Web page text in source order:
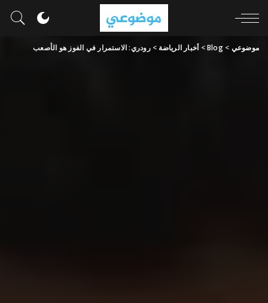
موضوعي >
Blog
> أخبار الرياضة >رودري: الاستمرار في الفوز هو الأصعب